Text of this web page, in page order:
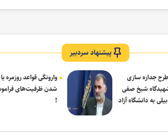
پیشنهاد سردبیر
جداره سازی
شیخ صفی
به دانشگاه آزاد
وارونگی قواعد روزمره
شدن ظرفیت‌های
!